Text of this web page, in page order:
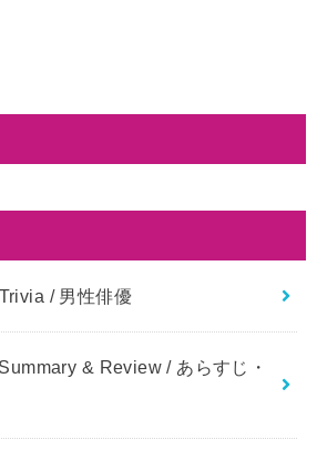
/ 男性俳優
& Review / あらすじ・